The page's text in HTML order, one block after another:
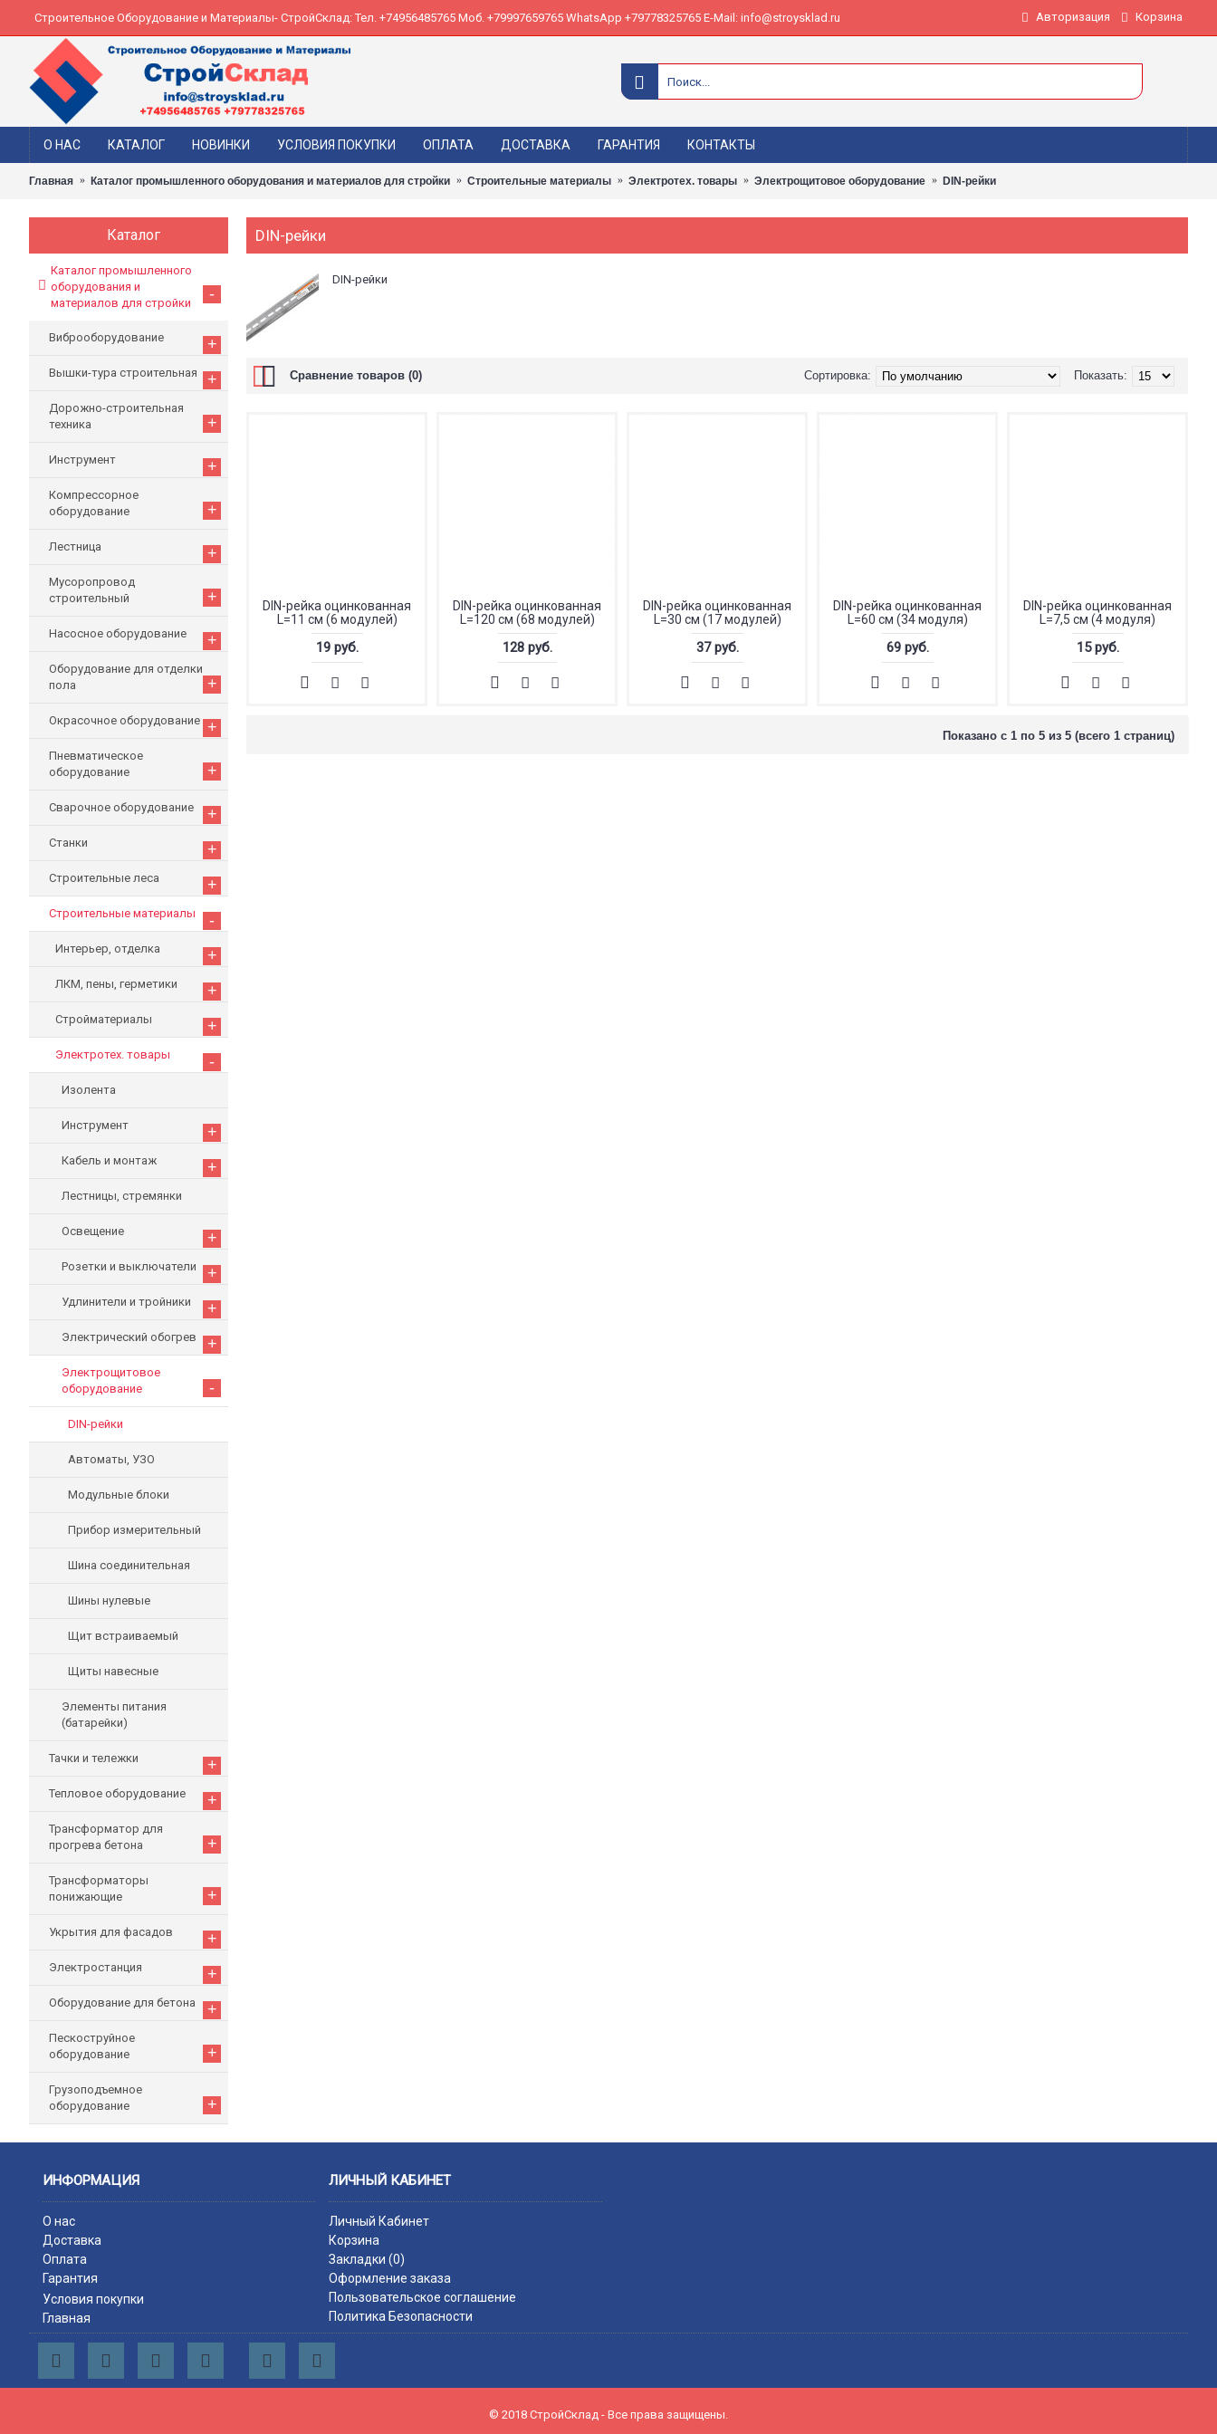
Строительное Оборудование и Материалы- СтройСклад: Тел. +74956485765 Моб. +79997659765 WhatsApp +79778325765 E-Mail: info@stroysklad.ru Авторизация Корзина
О НАС КАТАЛОГ НОВИНКИ УСЛОВИЯ ПОКУПКИ ОПЛАТА ДОСТАВКА ГАРАНТИЯ КОНТАКТЫ
Главная Каталог промышленного оборудования и материалов для стройки Строительные материалы Электротех. товары Электрощитовое оборудование DIN-рейки
Каталог
Каталог промышленного
оборудования и
материалов для стройки
-
Виброоборудование +
Вышки-тура строительная +
Дорожно-строительная
техника
+
Инструмент +
Компрессорное
оборудование
+
Лестница +
Мусоропровод
строительный
+
Насосное оборудование +
Оборудование для отделки
пола
+
Окрасочное оборудование +
Пневматическое
оборудование
+
Сварочное оборудование +
Станки +
Строительные леса +
Строительные материалы -
Интерьер, отделка +
ЛКМ, пены, герметики +
Стройматериалы +
Электротех. товары -
Изолента
Инструмент +
Кабель и монтаж +
Лестницы, стремянки
Освещение +
Розетки и выключатели +
Удлинители и тройники +
Электрический обогрев +
Электрощитовое
оборудование
-
DIN-рейки
Автоматы, УЗО
Модульные блоки
Прибор измерительный
Шина соединительная
Шины нулевые
Щит встраиваемый
Щиты навесные
Элементы питания
(батарейки)
Тачки и тележки +
Тепловое оборудование +
Трансформатор для
прогрева бетона
+
Трансформаторы
понижающие
+
Укрытия для фасадов +
Электростанция +
Оборудование для бетона +
Пескоструйное
оборудование
+
Грузоподъемное
оборудование
+
DIN-рейки
DIN-рейки
Сравнение товаров (0) Показать:
Сортировка:
DIN-рейка оцинкованная
L=11 см (6 модулей)
19 руб.
DIN-рейка оцинкованная
L=120 см (68 модулей)
128 руб.
DIN-рейка оцинкованная
L=30 см (17 модулей)
37 руб.
DIN-рейка оцинкованная
L=60 см (34 модуля)
69 руб.
DIN-рейка оцинкованная
L=7,5 см (4 модуля)
15 руб.
Показано с 1 по 5 из 5 (всего 1 страниц)
ИНФОРМАЦИЯ
О нас
Доставка
Оплата
Гарантия
Условия покупки
Главная
ЛИЧНЫЙ КАБИНЕТ
Личный Кабинет
Корзина
Закладки (0)
Оформление заказа
Пользовательское соглашение
Политика Безопасности
© 2018 СтройСклад - Все права защищены.